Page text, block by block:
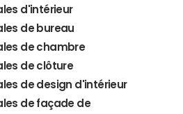
d'intérieur
de bureau
de chambre
de clôture
de design d'intérieur
de façade de